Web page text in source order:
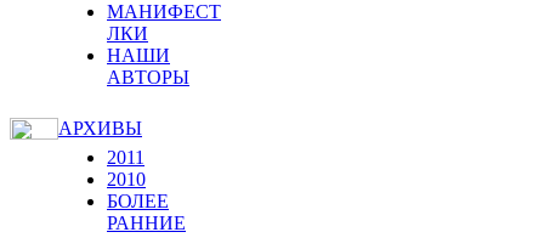
МАНИФЕСТ
ЛКИ
НАШИ
АВТОРЫ
АРХИВЫ
2011
2010
БОЛЕЕ
РАННИЕ